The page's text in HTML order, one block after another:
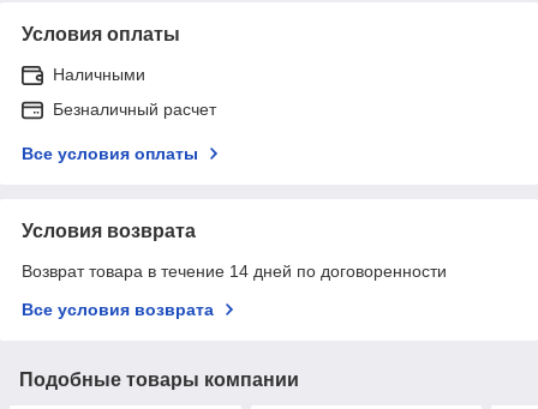
Условия оплаты
Наличными
Безналичный расчет
Все условия оплаты
Условия возврата
Возврат товара в течение 14 дней по договоренности
Все условия возврата
Подобные товары компании